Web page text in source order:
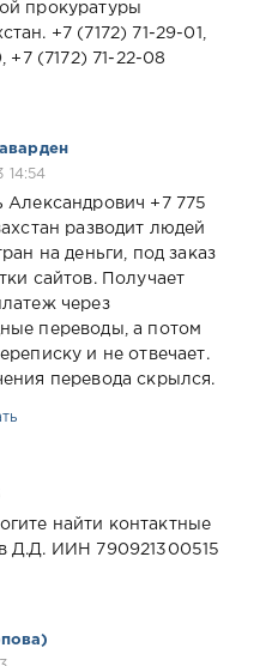
прокуратуры
+7 (7172) 71-29-01,
+7 (7172) 71-22-08
14:54
Александрович +7 775
разводит людей
на деньги, под заказ
сайтов. Получает
через
переводы, а потом
и не отвечает.
перевода скрылся.
найти контактные
Д.Д. ИИН 790921300515